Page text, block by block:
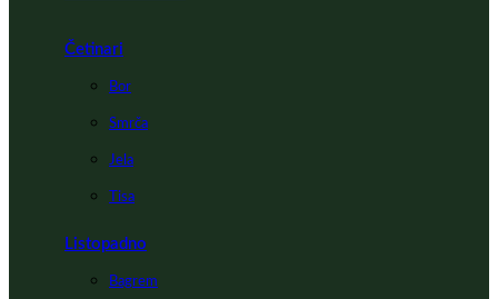
Četinari
Bor
Smrča
Jela
Tisa
Listopadno
Bagrem